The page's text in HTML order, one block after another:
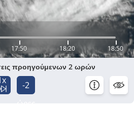
17:50 18:20 18:50
προηγούμενων 2 ωρών
-2